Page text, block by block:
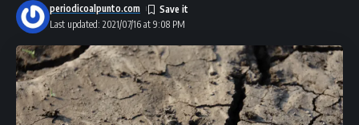
Last updated: 2021/07/16 at 9:08 PM
periodicoalpunto.com